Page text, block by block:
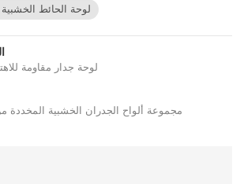
لوحة الحائط الخشبية
لوحة جدار مقاومة
مجموعة ألواح الجدران الخشبية المخددة